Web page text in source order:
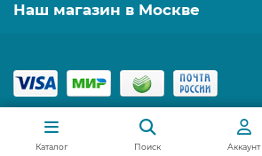
Наш магазин в Москве
Каталог Поиск Аккаунт